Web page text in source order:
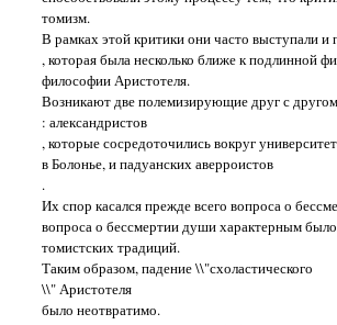
томизм.
В рамках этой критики они часто выступали
, которая была несколько ближе к подлинной
философии Аристотеля.
Возникают две полемизирующие друг с
: александристов
, которые сосредоточились вокруг
в Болонье, и падуанских аверроистов
.
Их спор касался прежде всего вопроса о
вопроса о бессмертии души характерным
томистских традиций.
Таким образом, падение \\"схоластического
\\" Аристотеля
было неотвратимо.